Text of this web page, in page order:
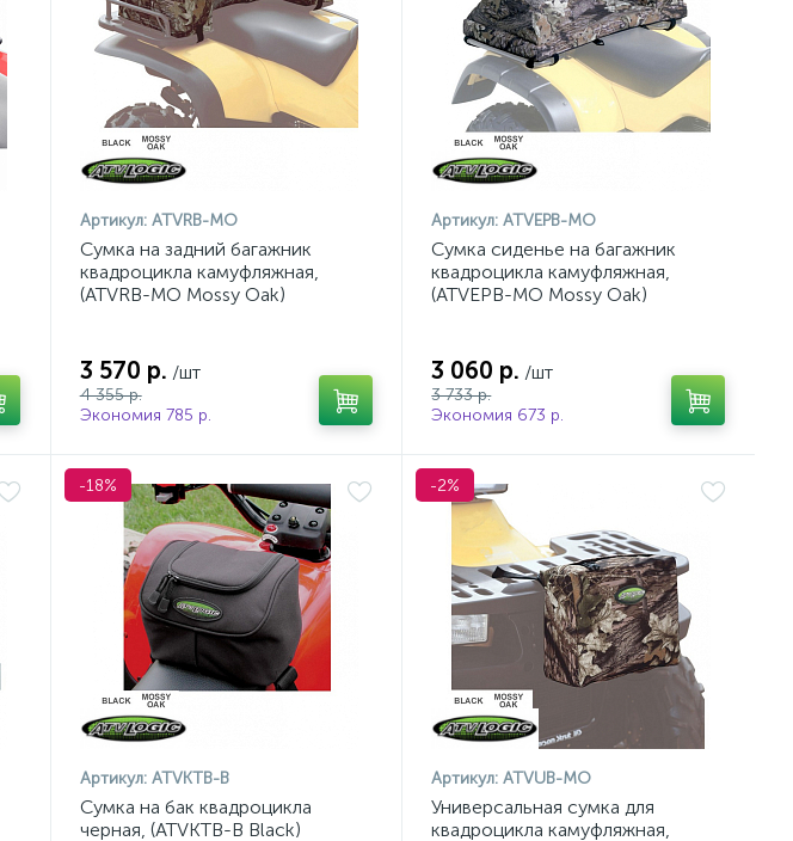
Артикул: ATVRB-MO
Сумка на задний багажник
квадроцикла камуфляжная,
(ATVRB-MO Mossy Oak)
3 570 р. /шт
4 355 р.
Экономия 785 р.
Артикул: ATVEPB-MO
Сумка сиденье на багажник
квадроцикла камуфляжная,
(ATVEPB-MO Mossy Oak)
3 060 р. /шт
3 733 р.
Экономия 673 р.
-18%
Артикул: ATVKTB-B
Сумка на бак квадроцикла
черная, (ATVKTB-B Black)
-2%
Артикул: ATVUB-MO
Универсальная сумка для
квадроцикла камуфляжная,